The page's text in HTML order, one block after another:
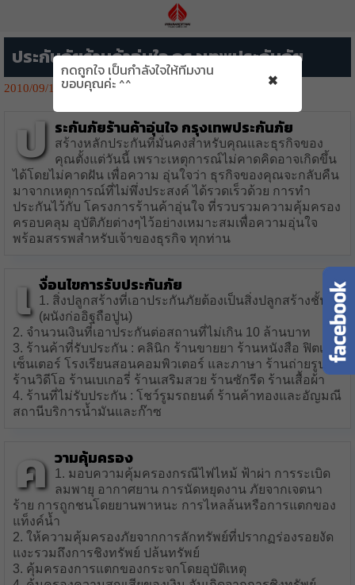
ประกันภัยร้านค้าอุ่นใจ กรุงเทพประกันภัย
2010/09/132772👁️‍🗨️
ป ระกันภัยร้านค้าอุ่นใจ กรุงเทพประกันภัย
สร้างหลักประกันที่มั่นคงสำหรับคุณและธุรกิจของ
คุณตั้งแต่วันนี้ เพราะเหตุการณ์ไม่คาดคิดอาจเกิดขึ้น
ได้โดยไม่คาดฝัน เพื่อความ อุ่นใจว่า ธุรกิจของคุณจะกลับคืน
มาจากเหตุการณ์ที่ไม่พึ่งประสงค์ ได้รวดเร็วด้วย การทำ
ประกันไว้กับ โครงการร้านค้าอุ่นใจ ที่รวบรวมความคุ้มครอง
ครอบคลุม อุบัติภัยต่างๆไว้อย่างเหมาะสมเพื่อความอุ่นใจ
พร้อมสรรพสำหรับเจ้าของธุรกิจ ทุกท่าน
เ งื่อนไขการรับประกันภัย
1. สิ่งปลูกสร้างที่เอาประกันภัยต้องเป็นสิ่งปลูกสร้างชั้น1
(ผนังก่ออิฐถือปูน)
2. จำนวนเงินที่เอาประกันต่อสถานที่ไม่เกิน 10 ล้านบาท
3. ร้านค้าที่รับประกัน : คลินิก ร้านขายยา ร้านหนังสือ ฟิตเนส
เซ็นเตอร์ โรงเรียนสอนคอมพิวเตอร์ และภาษา ร้านถ่ายรูป
ร้านวิดีโอ ร้านเบเกอรี่ ร้านเสริมสวย ร้านซักรีด ร้านเสื้อผ้า
4. ร้านที่ไม่รับประกัน : โชว์รูมรถยนต์ ร้านค้าทองและอัญมณี
สถานีบริการน้ำมันและก๊าซ
ค วามคุ้มครอง
1. มอบความคุ้มครองกรณีไฟไหม้ ฟ้าผ่า การระเบิด
ลมพายุ อากาศยาน การนัดหยุดงาน ภัยจากเจตนา
ร้าย การถูกชนโดยยานพาหนะ การไหลล้นหรือการแตกของ
แท็งค์น้ำ
2. ให้ความคุ้มครองภัยจากการลักทรัพย์ที่ปรากฏร่องรอยงัด
แงะรวมถึงการชิงทรัพย์ ปล้นทรัพย์
3. คุ้มครองการแตกของกระจกโดยอุบัติเหตุ
กดถูกใจ เป็นกำลังใจให้ทีมงาน
ขอบคุณค่ะ ^^ ×